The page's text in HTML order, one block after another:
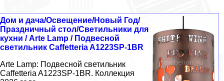
Дом и дача/Освещение/Новый Год/
Праздничный стол/Светильники для
кухни / Arte Lamp / Подвесной
светильник Caffetteria A1223SP-1BR
Arte Lamp: Подвесной светильник
Caffetteria A1223SP-1BR. Коллекция